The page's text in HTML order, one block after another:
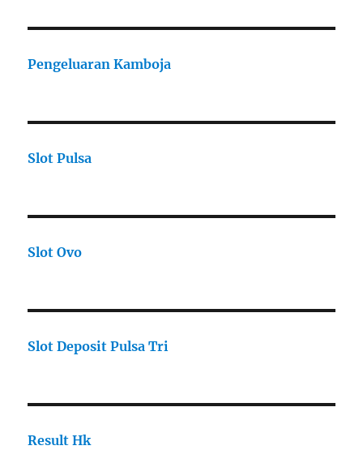
Pengeluaran Kamboja
Slot Pulsa
Slot Ovo
Slot Deposit Pulsa Tri
Result Hk